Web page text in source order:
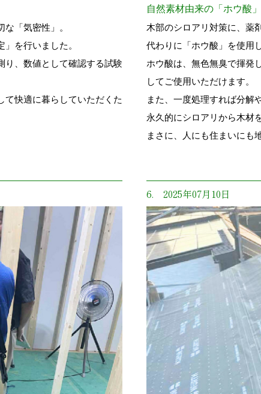
「気密性」。
を行いました。
り、数値として確認する試験
て快適に暮らしていただくた
自然素材由来の「ホウ酸
木部のシロアリ対策に、薬
代わりに「ホウ酸」を使用
ホウ酸は、無色無臭で揮発
してご使用いただけます。
また、一度処理すれば分解
永久的にシロアリから木材
まさに、人にも住まいにも
6. 2025年07月10日